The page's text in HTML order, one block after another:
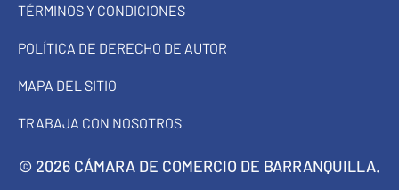
TÉRMINOS Y CONDICIONES
POLÍTICA DE DERECHO DE AUTOR
MAPA DEL SITIO
TRABAJA CON NOSOTROS
© 2026 CÁMARA DE COMERCIO DE BARRANQUILLA.